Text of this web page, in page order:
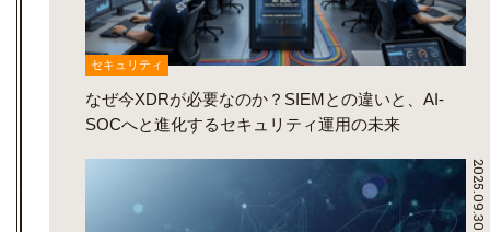
セキュリティ
なぜ今XDRが必要なのか？SIEMとの違いと、AI-
SOCへと進化するセキュリティ運用の未来
2025.09.30